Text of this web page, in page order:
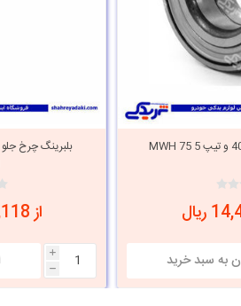
از 16,741,118 ریال
i
h